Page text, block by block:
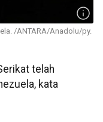
/ANTARA/Anadolu/py.
telah
kata